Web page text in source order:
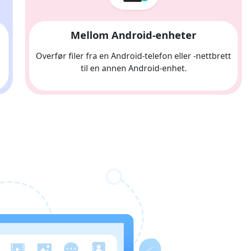
Mellom Android-enheter
Overfør filer fra en Android-telefon eller -nettbrett
til en annen Android-enhet.
日本
Français